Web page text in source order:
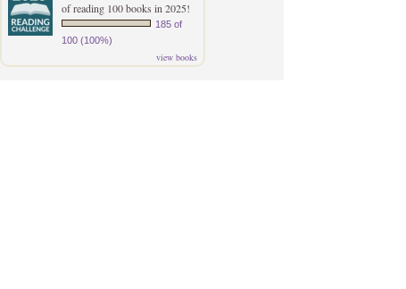
of reading 100 books in 2025!
185 of
100 (100%)
view books